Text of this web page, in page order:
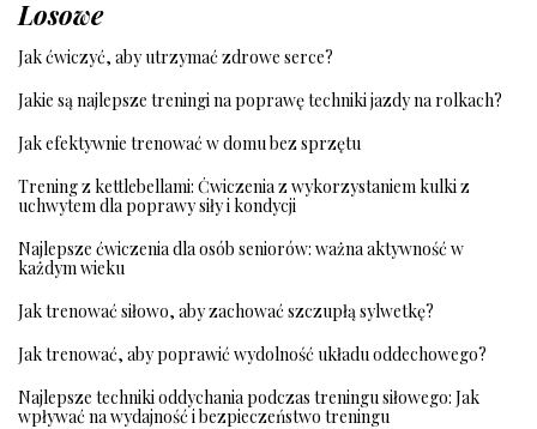
Losowe
Jak ćwiczyć, aby utrzymać zdrowe serce?
Jakie są najlepsze treningi na poprawę techniki jazdy na rolkach?
Jak efektywnie trenować w domu bez sprzętu
Trening z kettlebellami: Ćwiczenia z wykorzystaniem kulki z
uchwytem dla poprawy siły i kondycji
Najlepsze ćwiczenia dla osób seniorów: ważna aktywność w
każdym wieku
Jak trenować siłowo, aby zachować szczupłą sylwetkę?
Jak trenować, aby poprawić wydolność układu oddechowego?
Najlepsze techniki oddychania podczas treningu siłowego: Jak
wpływać na wydajność i bezpieczeństwo treningu